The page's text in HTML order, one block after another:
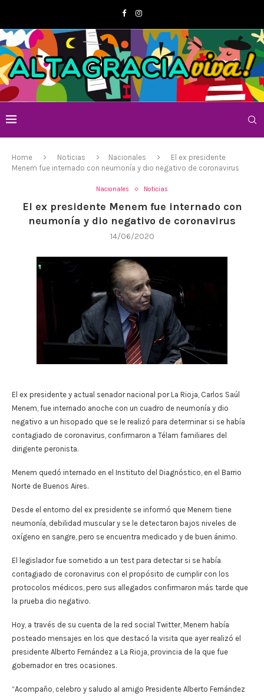
Home Noticias Nacionales
El ex presidente
Menem fue internado con neumonía y dio negativo de coronavirus
Nacionales Noticias
El ex presidente Menem fue internado con
neumonía y dio negativo de coronavirus
14/06/2020
El ex presidente y actual senador nacional por La Rioja, Carlos Saúl
Menem, fue internado anoche con un cuadro de neumonía y dio
negativo a un hisopado que se le realizó para determinar si se había
contagiado de coronavirus, confirmaron a Télam familiares del
dirigente peronista.
Menem quedó internado en el Instituto del Diagnóstico, en el Barrio
Norte de Buenos Aires.
Desde el entorno del ex presidente se informó que Menem tiene
neumonía, debilidad muscular y se le detectaron bajos niveles de
oxígeno en sangre, pero se encuentra medicado y de buen ánimo.
El legislador fue sometido a un test para detectar si se había
contagiado de coronavirus con el propósito de cumplir con los
protocolos médicos, pero sus allegados confirmaron más tarde que
la prueba dio negativo.
Hoy, a través de su cuenta de la red social Twitter, Menem había
posteado mensajes en los que destacó la visita que ayer realizó el
presidente Alberto Fernández a La Rioja, provincia de la que fue
gobernador en tres ocasiones.
“Acompaño, celebro y saludo al amigo Presidente Alberto Fernández